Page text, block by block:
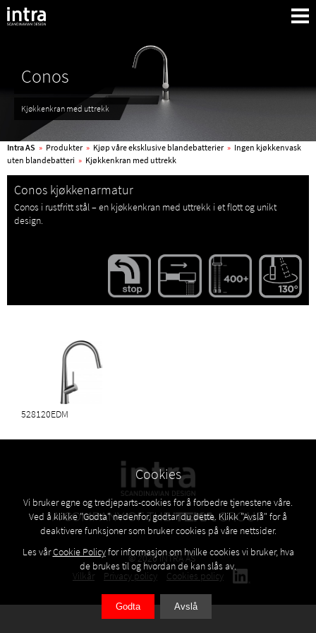
Søk:
Conos
Kjøkkenkran med uttrekk
Intra AS » Produkter » Kjøp våre eksklusive blandebatterier » Ingen kjøkkenvask
uten blandebatteri » Kjøkkenkran med uttrekk
Conos kjøkkenarmatur
Conos i rustfritt stål – en kjøkkenkran med uttrekk i et flott og unikt
design.
528120EDM
© 2026 INTRA AS
Vilkår
Privacy policy Cookies policy
Cookies
Vi bruker egne og tredjeparts-cookies for å forbedre tjenestene våre.
Ved å klikke "Godta" nedenfor, godtar du dette. Klikk "Avslå" for å
deaktivere funksjoner som bruker cookies på våre nettsider.
Les vårCookie Policyfor informasjon om hvilke cookies vi bruker, hva
de brukes til og hvordan de kan slås av.
Godta Avslå